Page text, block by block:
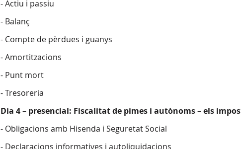
- Actiu i passiu
- Balanç
- Compte de pèrdues i guanys
- Amortitzacions
- Punt mort
- Tresoreria
Dia 4 – presencial: Fiscalitat de pimes i autònoms – els
- Obligacions amb Hisenda i Seguretat Social
- Declaracions informatives i autoliquidacions